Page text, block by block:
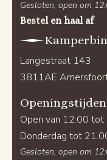
Gesloten, open om
Bestel en haal af
Langestraat 143
3811AE
Openingstijden
Open van 12.00 tot
Donderdag tot
Gesloten, open om